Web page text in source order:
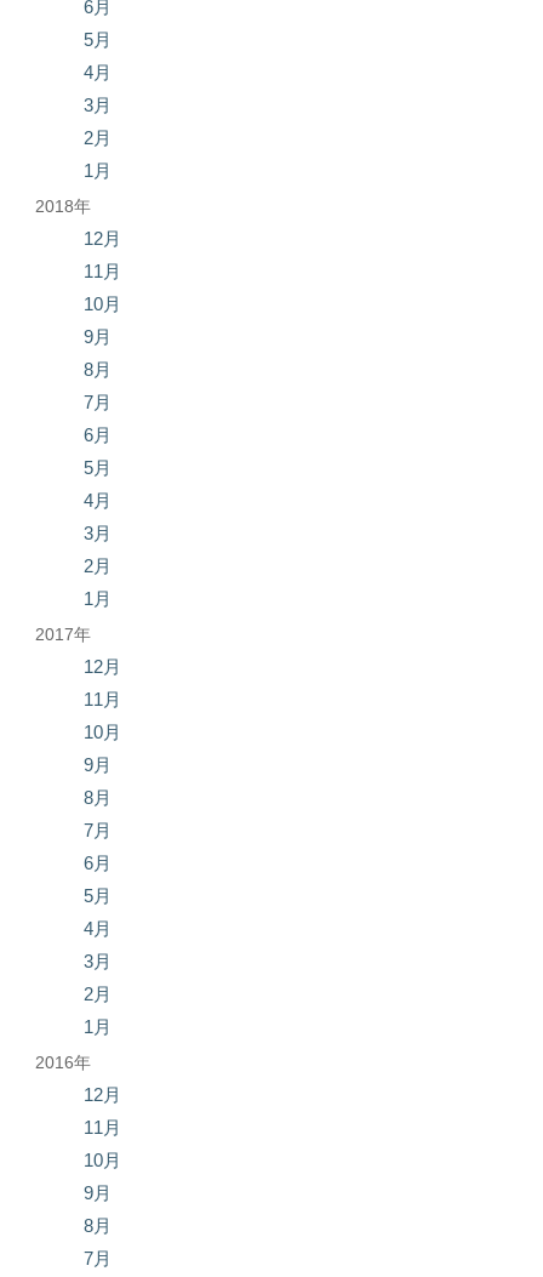
6月
5月
4月
3月
2月
1月
2018年
12月
11月
10月
9月
8月
7月
6月
5月
4月
3月
2月
1月
2017年
12月
11月
10月
9月
8月
7月
6月
5月
4月
3月
2月
1月
2016年
12月
11月
10月
9月
8月
7月